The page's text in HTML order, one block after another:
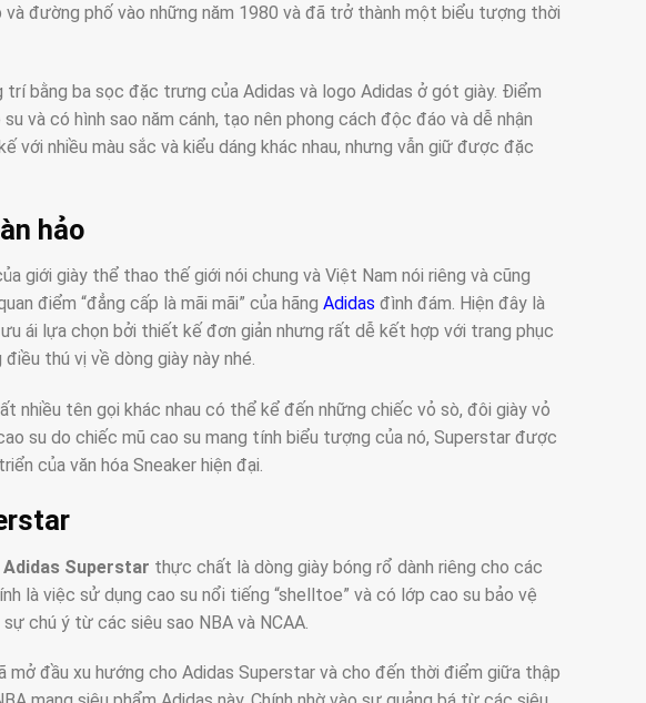
đường phố vào những năm 1980 và đã trở thành một biểu tượng thời
bằng ba sọc đặc trưng của Adidas và logo Adidas ở gót giày. Điểm
và có hình sao năm cánh, tạo nên phong cách độc đáo và dễ nhận
với nhiều màu sắc và kiểu dáng khác nhau, nhưng vẫn giữ được đặc
hảo
giới giày thể thao thế giới nói chung và Việt Nam nói riêng và cũng
điểm “đẳng cấp là mãi mãi” của hãng Adidas đình đám. Hiện đây là
ái lựa chọn bởi thiết kế đơn giản nhưng rất dễ kết hợp với trang phục
thú vị về dòng giày này nhé.
nhiều tên gọi khác nhau có thể kể đến những chiếc vỏ sò, đôi giày vỏ
su do chiếc mũ cao su mang tính biểu tượng của nó, Superstar được
của văn hóa Sneaker hiện đại.
Adidas Superstar thực chất là dòng giày bóng rổ dành riêng cho các
là việc sử dụng cao su nổi tiếng “shelltoe” và có lớp cao su bảo vệ
chú ý từ các siêu sao NBA và NCAA.
đầu xu hướng cho Adidas Superstar và cho đến thời điểm giữa thập